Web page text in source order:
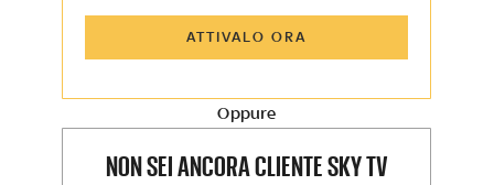
Sky Sport Insider
La newsletter esclusiva di Sky TG24
ATTIVALO ORA
Oppure
NON SEI ANCORA CLIENTE SKY TV